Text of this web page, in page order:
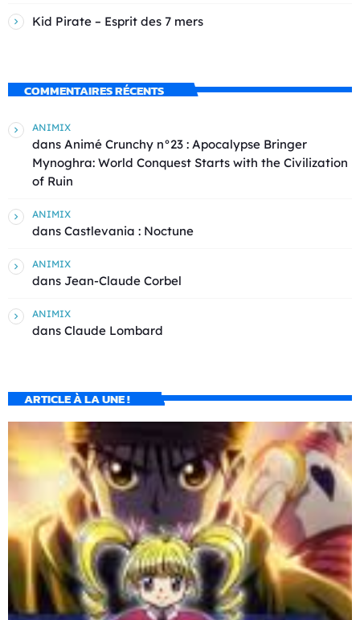
Kid Pirate – Esprit des 7 mers
COMMENTAIRES RÉCENTS
ANIMIX
dans Animé Crunchy n°23 : Apocalypse Bringer
Mynoghra: World Conquest Starts with the Civilization
of Ruin
ANIMIX
dans Castlevania : Noctune
ANIMIX
dans Jean-Claude Corbel
ANIMIX
dans Claude Lombard
ARTICLE À LA UNE !